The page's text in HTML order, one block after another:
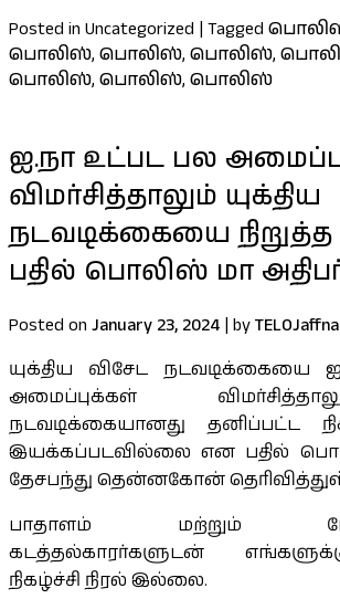
Posted in Uncategorized | Tagged
பொலிஸ், பொலிஸ், பொலிஸ்,
பொலிஸ், பொலிஸ், பொலிஸ்
ஐ.நா உட்பட பல
விமர்சித்தாலும் யுக்திய
நடவடிக்கையை நிறுத்த
பதில் பொலிஸ் மா
Posted on January 23, 2024 | byTELOJaffna
யுக்திய விசேட நடவடிக்கையை
அமைப்புக்கள்
நடவடிக்கையானது தனிப்பட்ட
இயக்கப்படவில்லை என பதில்
தேசபந்து தென்னகோன்
பாதாளம் மற்றும்
கடத்தல்காரர்களுடன்
நிகழ்ச்சி நிரல் இல்லை.